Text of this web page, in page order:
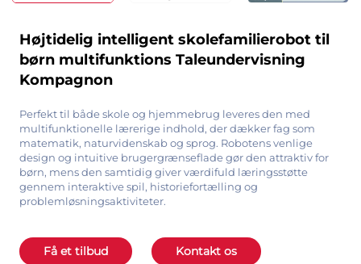
Højtidelig intelligent skolefamilierobot til
børn multifunktions Taleundervisning
Kompagnon
Perfekt til både skole og hjemmebrug leveres den med
multifunktionelle lærerige indhold, der dækker fag som
matematik, naturvidenskab og sprog. Robotens venlige
design og intuitive brugergrænseflade gør den attraktiv for
børn, mens den samtidig giver værdifuld læringsstøtte
gennem interaktive spil, historiefortælling og
problemløsningsaktiviteter.
Få et tilbud Kontakt os